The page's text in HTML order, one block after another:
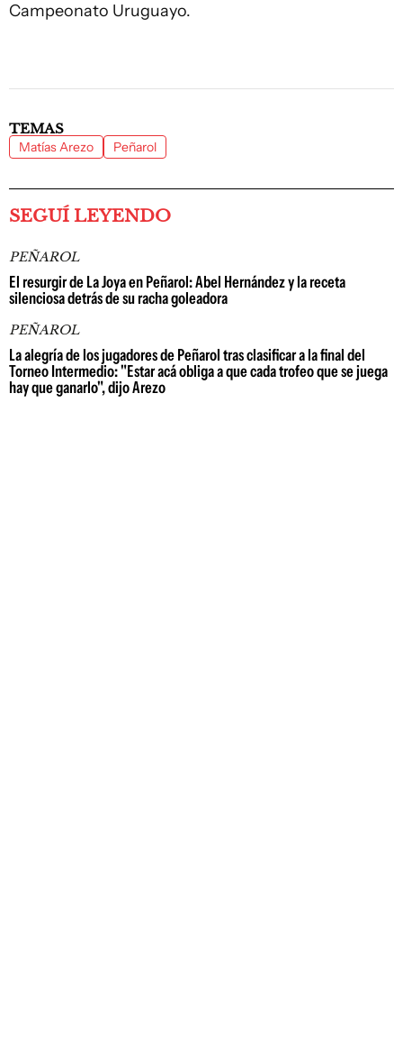
Campeonato Uruguayo.
TEMAS
Matías Arezo Peñarol
SEGUÍ LEYENDO
PEÑAROL
El resurgir de La Joya en Peñarol: Abel Hernández y la receta
silenciosa detrás de su racha goleadora
PEÑAROL
La alegría de los jugadores de Peñarol tras clasificar a la final del
Torneo Intermedio: "Estar acá obliga a que cada trofeo que se juega
hay que ganarlo", dijo Arezo